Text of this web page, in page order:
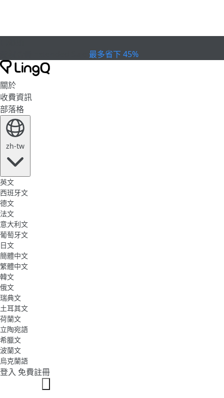
最多省下 45%
關於
收費資訊
部落格
zh-tw
英文
西班牙文
德文
法文
意大利文
葡萄牙文
日文
簡體中文
繁體中文
韓文
俄文
瑞典文
土耳其文
荷蘭文
立陶宛語
希臘文
波蘭文
烏克蘭語
登入 免費註冊